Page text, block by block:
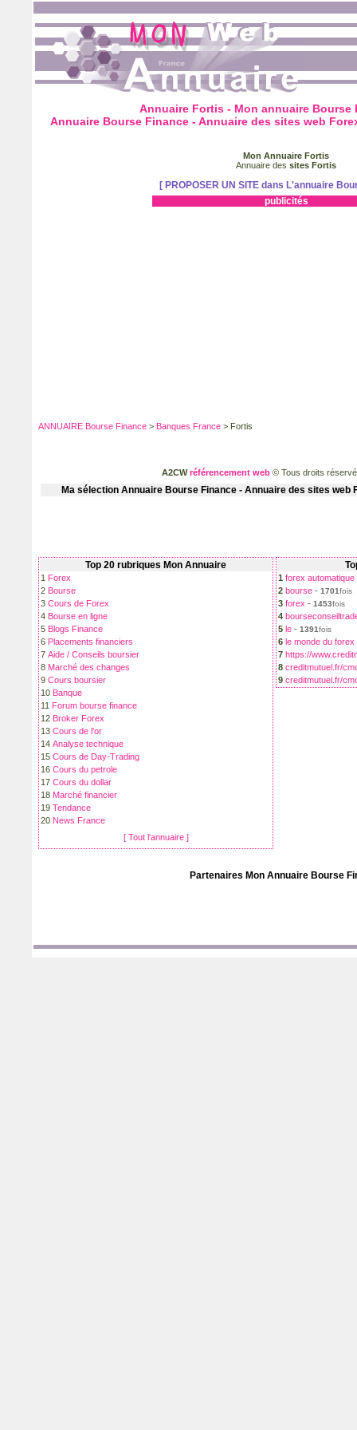
Annuaire Fortis - Mon annuaire Bourse
Annuaire Bourse Finance - Annuaire des sites web
Mon Annuaire Fortis
Annuaire des sites Fortis
[ PROPOSER UN SITE dans L'annuaire
publicités
ANNUAIRE Bourse Finance > Banques France > Fortis
A2CWréférencement web © Tous droits
Ma sélection Annuaire Bourse Finance - Annuaire des sites web
Top 20 rubriques Mon Annuaire
1 Forex
2 Bourse
3 Cours de Forex
4 Bourse en ligne
5 Blogs Finance
6 Placements financiers
7 Aide / Conseils boursier
8 Marché des changes
9 Cours boursier
10 Banque
11 Forum bourse finance
12 Broker Forex
13 Cours de l'or
14 Analyse technique
15 Cours de Day-Trading
16 Cours du petrole
17 Cours du dollar
18 Marché financier
19 Tendance
20 News France
[ Tout l'annuaire ]
1 forex automatique
2 bourse - 1701fois
3 forex - 1453fois
4
5 le - 1391fois
6 le monde du forex
7 https://
8 creditmutuel.fr/
9 creditmutuel.fr/
Partenaires Mon Annuaire Bourse